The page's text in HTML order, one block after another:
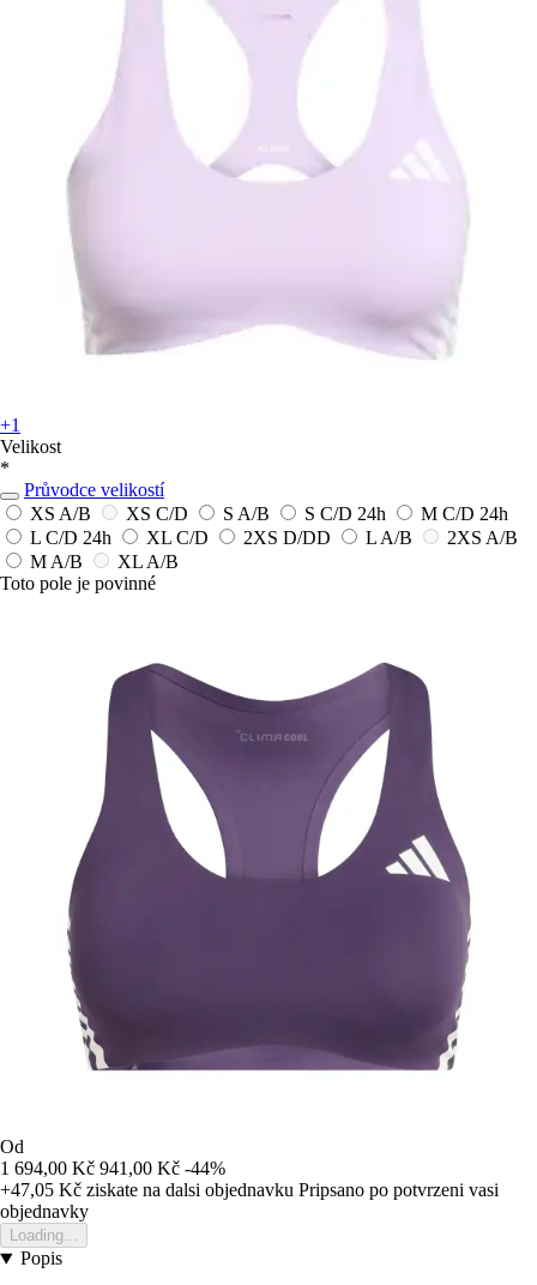
+1
Velikost
*
Průvodce velikostí
XS A/B
XS C/D S A/B S C/D 24h M C/D 24h
L C/D 24h XL C/D 2XS D/DD L A/B
2XS A/B
M A/B
XL A/B
Toto pole je povinné
Od
1 694,00 Kč 941,00 Kč -44%
+47,05 Kč ziskate na dalsi objednavku Pripsano po potvrzeni vasi
objednavky
Loading...
Popis